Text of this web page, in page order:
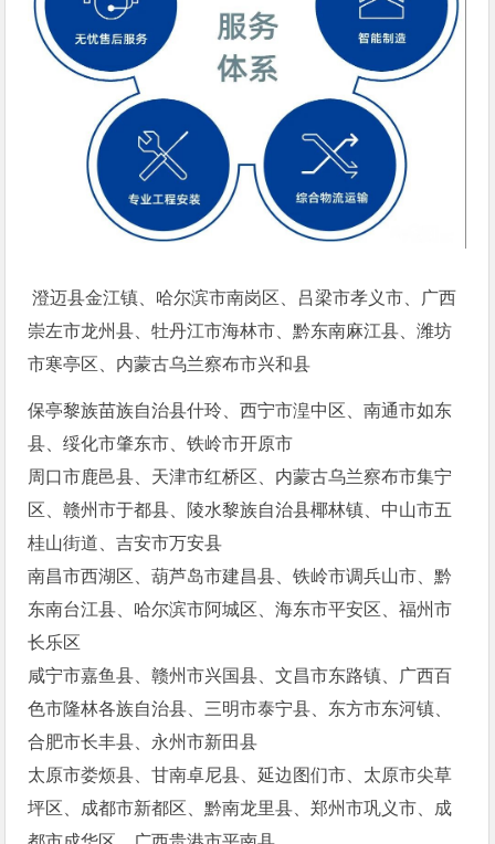
澄迈县金江镇、哈尔滨市南岗区、吕梁市孝义市、广西
崇左市龙州县、牡丹江市海林市、黔东南麻江县、潍坊
市寒亭区、内蒙古乌兰察布市兴和县
保亭黎族苗族自治县什玲、西宁市湟中区、南通市如东
县、绥化市肇东市、铁岭市开原市
周口市鹿邑县、天津市红桥区、内蒙古乌兰察布市集宁
区、赣州市于都县、陵水黎族自治县椰林镇、中山市五
桂山街道、吉安市万安县
南昌市西湖区、葫芦岛市建昌县、铁岭市调兵山市、黔
东南台江县、哈尔滨市阿城区、海东市平安区、福州市
长乐区
咸宁市嘉鱼县、赣州市兴国县、文昌市东路镇、广西百
色市隆林各族自治县、三明市泰宁县、东方市东河镇、
合肥市长丰县、永州市新田县
太原市娄烦县、甘南卓尼县、延边图们市、太原市尖草
坪区、成都市新都区、黔南龙里县、郑州市巩义市、成